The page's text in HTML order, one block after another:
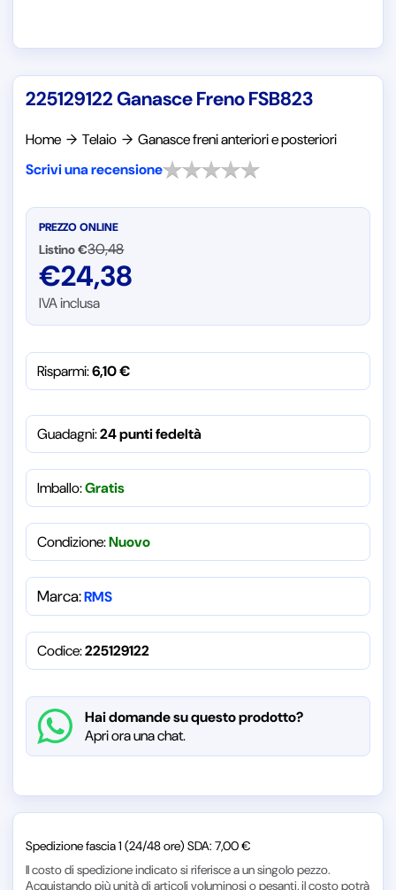
225129122 Ganasce Freno FSB823
Home → Telaio → Ganasce freni anteriori e posteriori
Scrivi una recensione
PREZZO ONLINE
Listino €30,48
€24,38
IVA inclusa
Risparmi:6,10€
Guadagni:24 punti fedeltà
Imballo:Gratis
Condizione:Nuovo
Marca:RMS
Codice:225129122
Hai domande su questo prodotto?
Apri ora una chat.
Spedizione fascia 1 (24/48 ore) SDA: 7,00 €
Il costo di spedizione indicato si riferisce a un singolo pezzo.
Acquistando più unità di articoli voluminosi o pesanti, il costo potrà